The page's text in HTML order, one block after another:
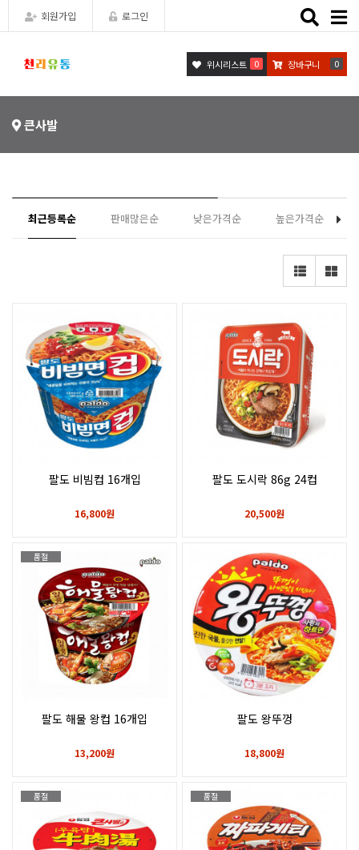
회원가입 로그인
Toggle
위시리스트 0 장바구니 0
큰사발
최근등록순 판매많은순 낮은가격순 높은가격순
팔도 비빔컵 16개입
16,800원
팔도 도시락 86g 24컵
20,500원
품절
팔도 해물 왕컵 16개입
13,200원
팔도 왕뚜껑
18,800원
품절 품절